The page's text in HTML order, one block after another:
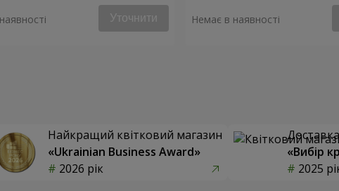
Уточнити Немає в наявності
Найкращий квітковий магазин
«Ukrainian Business Award»
2026 рік
Доставка
«Вибір
2025